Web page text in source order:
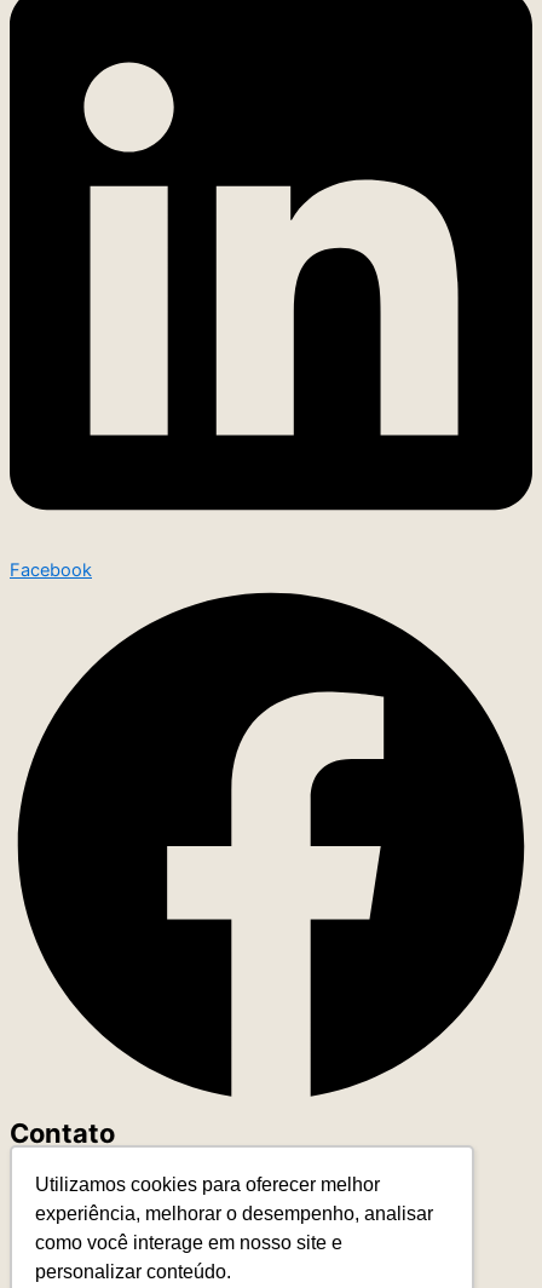
Utilizamos cookies para oferecer melhor
experiência, melhorar o desempenho, analisar
como você interage em nosso site e
personalizar conteúdo.
Facebook
Contato
+55 (11) 93327-4818
contato@leadereduca.com.br
Rua Paes Leme, 215 – Ed. Thera Faria Lima